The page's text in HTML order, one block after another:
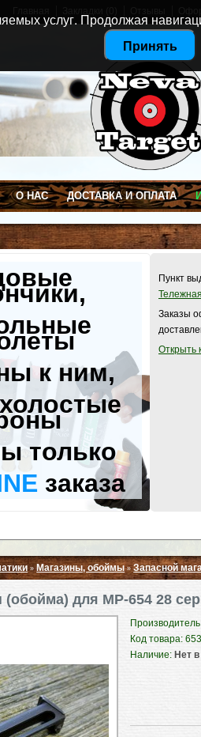
О НАС ДОСТАВКА И ОПЛАТА
к ним,
только
заказа
Пункт
Заказы
Открыть
» Магазины, обоймы»Запасной
(обойма) для МР-654 28
Код товара:
Наличие: Нет
услуг. Продолжая
Принять